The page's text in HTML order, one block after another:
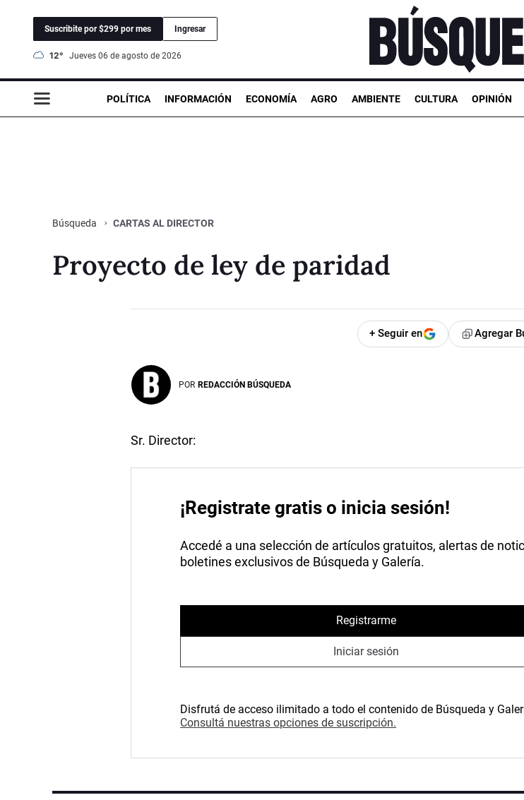
Suscribite por $299 por mes Ingresar
12° jueves 06 de agosto de 2026
POLÍTICA INFORMACIÓN ECONOMÍA AGRO AMBIENTE CULTURA OPINIÓN
Búsqueda CARTAS AL DIRECTOR
Proyecto de ley de paridad
+ Seguir en Agregar
POR REDACCIÓN BÚSQUEDA
Sr. Director:
¡Registrate gratis o inicia sesión!
Accedé a una selección de artículos gratuitos, alertas de
boletines exclusivos de Búsqueda y Galería.
Registrarme
Iniciar sesión
Disfrutá de acceso ilimitado a todo el contenido de Búsqueda y
Consultá nuestras opciones de suscripción.